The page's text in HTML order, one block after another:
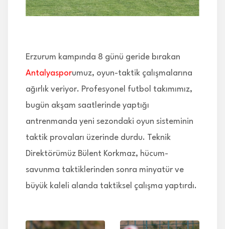
Erzurum kampında 8 günü geride bırakan
Antalyasporumuz, oyun-taktik çalışmalarına
ağırlık veriyor. Profesyonel futbol takımımız,
bugün akşam saatlerinde yaptığı
antrenmanda yeni sezondaki oyun sisteminin
taktik provaları üzerinde durdu. Teknik
Direktörümüz Bülent Korkmaz, hücum-
savunma taktiklerinden sonra minyatür ve
büyük kaleli alanda taktiksel çalışma yaptırdı.